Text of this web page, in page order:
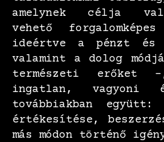
amelynek célja
vehető
ideértve a pénzt és
valamint a dolog
természeti erőket
ingatlan, vagyoni
továbbiakban
értékesítése,
más módon történő